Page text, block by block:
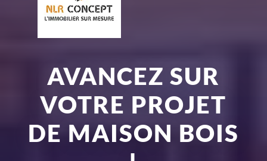
AVANCEZ SUR
VOTRE PROJET
DE MAISON BOIS